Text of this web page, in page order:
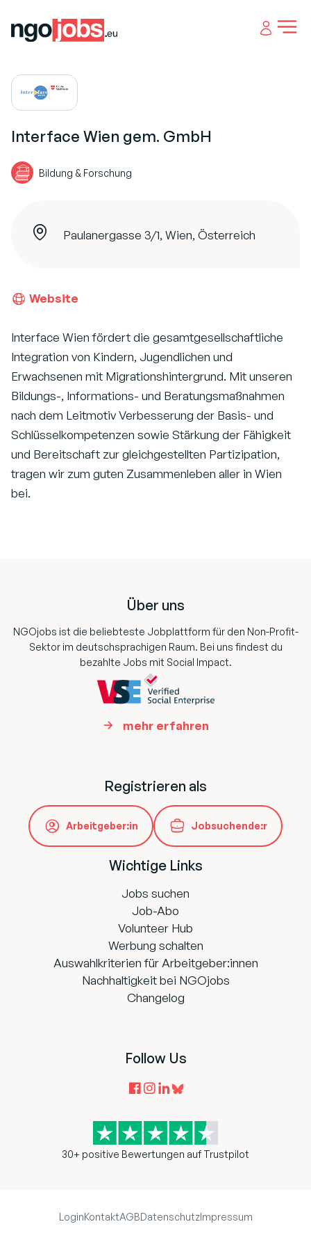
Open
Interface Wien gem. GmbH
Bildung & Forschung
Paulanergasse 3/1, Wien, Österreich
Website
Interface Wien fördert die gesamtgesellschaftliche
Integration von Kindern, Jugendlichen und
Erwachsenen mit Migrationshintergrund. Mit unseren
Bildungs-, Informations- und Beratungsmaßnahmen
nach dem Leitmotiv Verbesserung der Basis- und
Schlüsselkompetenzen sowie Stärkung der Fähigkeit
und Bereitschaft zur gleichgestellten Partizipation,
tragen wir zum guten Zusammenleben aller in Wien
bei.
Über uns
NGOjobs ist die beliebteste Jobplattform für den Non-Profit-
Sektor im deutschsprachigen Raum. Bei uns findest du
bezahlte Jobs mit Social Impact.
mehr erfahren
Registrieren als
Arbeitgeber:in Jobsuchende:r
Wichtige Links
Jobs suchen
Job-Abo
Volunteer Hub
Werbung schalten
Auswahlkriterien für Arbeitgeber:innen
Nachhaltigkeit bei NGOjobs
Changelog
Follow Us
30+ positive Bewertungen auf Trustpilot
LoginKontaktAGBDatenschutzImpressum